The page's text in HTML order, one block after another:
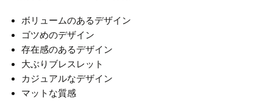
ボリュームのあるデザイン
ゴツめのデザイン
存在感のあるデザイン
大ぶりブレスレット
カジュアルなデザイン
マットな質感